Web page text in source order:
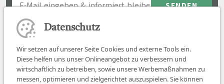
Datenschutz
Wir setzen auf unserer Seite Cookies und externe Tools ein.
Diese helfen uns unser Onlineangebot zu verbessern und
wirtschaftlich zu betreiben, sowie unsere Werbemaßnahmen zu
messen, optimieren und zielgerichtet auszuspielen. Sie können